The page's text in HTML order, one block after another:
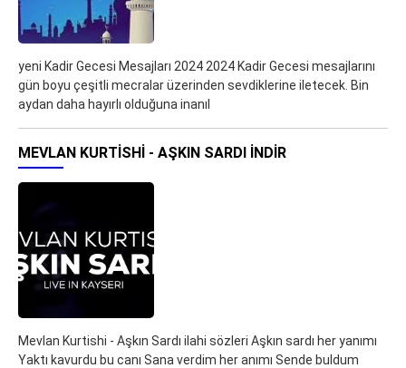
yeni Kadir Gecesi Mesajları 2024 2024 Kadir Gecesi mesajlarını
gün boyu çeşitli mecralar üzerinden sevdiklerine iletecek. Bin
aydan daha hayırlı olduğuna inanıl
MEVLAN KURTISHI - AŞKIN SARDI İNDIR
Mevlan Kurtishi - Aşkın Sardı ilahi sözleri Aşkın sardı her yanımı
Yaktı kavurdu bu canı Sana verdim her anımı Sende buldum